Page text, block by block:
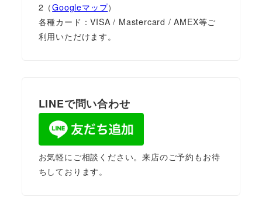
2（Googleマップ）
各種カード：VISA / Mastercard / AMEX等ご
利用いただけます。
LINEで問い合わせ
お気軽にご相談ください。来店のご予約もお待
ちしております。